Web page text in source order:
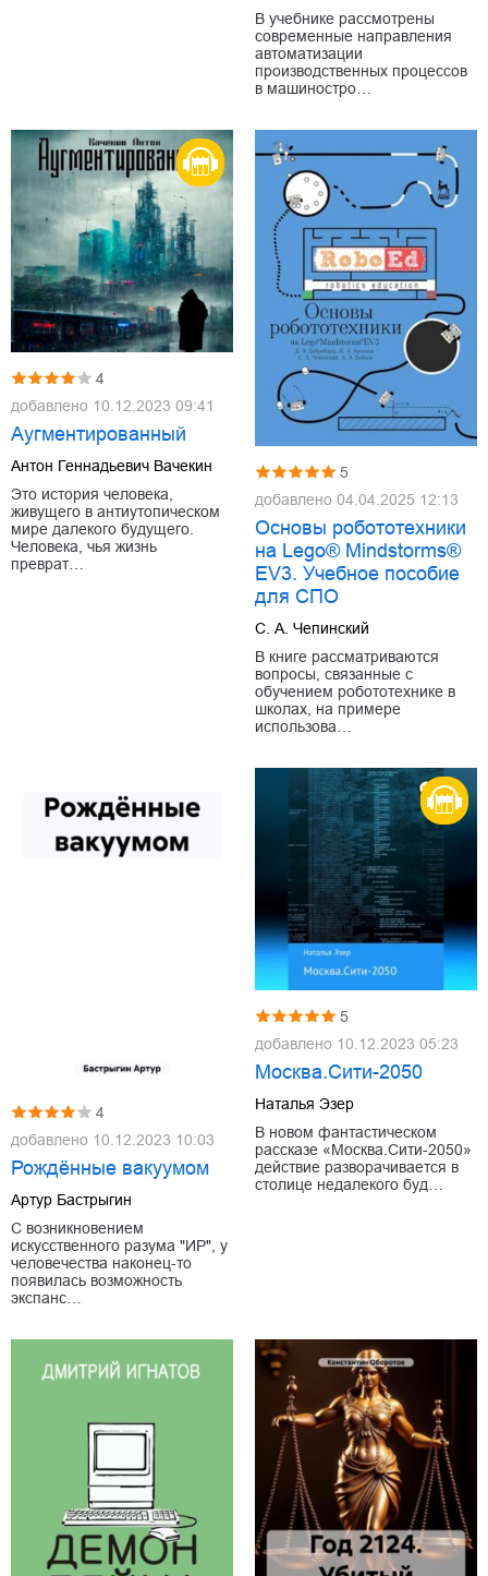
В учебнике рассмотрены
современные направления
автоматизации
производственных процессов
в машиностро…
4
добавлено 10.12.2023 09:41
Аугментированный
Антон Геннадьевич Вачекин
Это история человека,
живущего в антиутопическом
мире далекого будущего.
Человека, чья жизнь
преврат…
5
добавлено 04.04.2025 12:13
Основы робототехники
на Lego® Mindstorms®
EV3. Учебное пособие
для СПО
С. А. Чепинский
В книге рассматриваются
вопросы, связанные с
обучением робототехнике в
школах, на примере
использова…
4
добавлено 10.12.2023 10:03
Рождённые вакуумом
Артур Бастрыгин
С возникновением
искусственного разума "ИР", у
человечества наконец-то
появилась возможность
экспанс…
5
добавлено 10.12.2023 05:23
Москва.Сити-2050
Наталья Эзер
В новом фантастическом
рассказе «Москва.Сити-2050»
действие разворачивается в
столице недалекого буд…